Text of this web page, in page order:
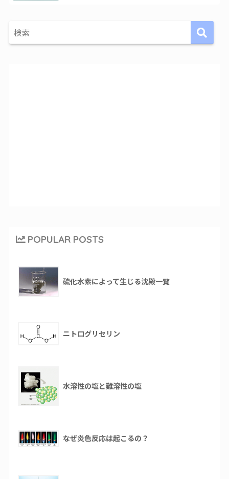
POPULAR POSTS
硫化水素によって生じる沈殿一覧
ニトログリセリン
水溶性の塩と難溶性の塩
なぜ炎色反応は起こるの？